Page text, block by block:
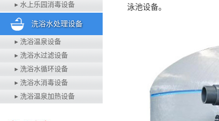
▸ 水上乐园消毒设备
洗浴水处理设备
▸ 洗浴温泉设备
▸ 洗浴水过滤设备
▸ 洗浴水循环设备
▸ 洗浴水消毒设备
▸ 洗浴温泉加热设备
泳池设备。